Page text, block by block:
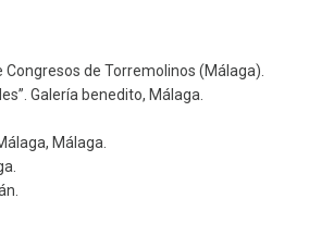
de Torremolinos (Málaga).
Galería benedito, Málaga.
Málaga.